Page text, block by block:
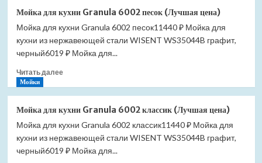
Мойка для кухни Granula 6002 песок (Лучшая цена)
Мойка для кухни Granula 6002 песок11440 ₽ Мойка для
кухни из нержавеющей стали WISENT WS35044B графит,
черный6019 ₽ Мойка для...
Читать далееПрочитать
для
кухни
Granula
6002
Мойки
Мойка для кухни Granula 6002 классик (Лучшая цена)
Мойка для кухни Granula 6002 классик11440 ₽ Мойка для
кухни из нержавеющей стали WISENT WS35044B графит,
черный6019 ₽ Мойка для...